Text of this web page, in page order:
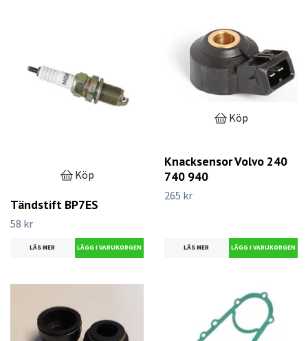
Köp
Tändstift BP7ES
58 kr
LÄS MER
Köp
Knacksensor Volvo 240
740 940
265 kr
LÄS MER